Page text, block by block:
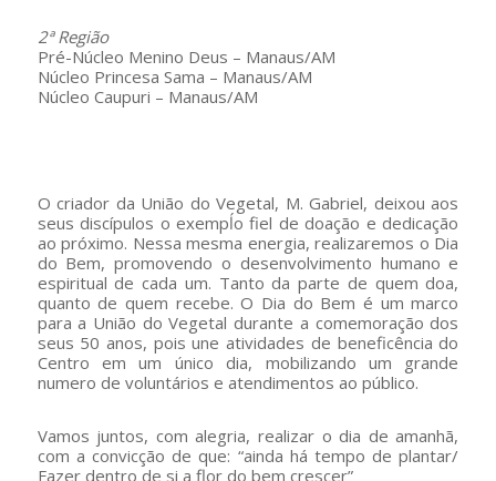
2ª Região
Pré-Núcleo Menino Deus – Manaus/AM
Núcleo Princesa Sama – Manaus/AM
Núcleo Caupuri – Manaus/AM
O criador da União do Vegetal, M. Gabriel, deixou aos
seus discípulos o exempĺo fiel de doação e dedicação
ao próximo. Nessa mesma energia, realizaremos o Dia
do Bem, promovendo o desenvolvimento humano e
espiritual de cada um. Tanto da parte de quem doa,
quanto de quem recebe. O Dia do Bem é um marco
para a União do Vegetal durante a comemoração dos
seus 50 anos, pois une atividades de beneficência do
Centro em um único dia, mobilizando um grande
numero de voluntários e atendimentos ao público.
Vamos juntos, com alegria, realizar o dia de amanhã,
com a convicção de que: “ainda há tempo de plantar/
Fazer dentro de si a flor do bem crescer”